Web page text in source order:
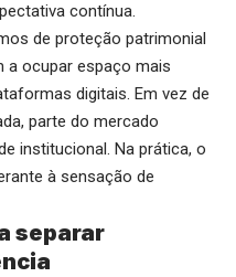
contínua.
de proteção patrimonial
a ocupar espaço mais
digitais. Em vez de
parte do mercado
institucional. Na prática, o
à sensação de
separar